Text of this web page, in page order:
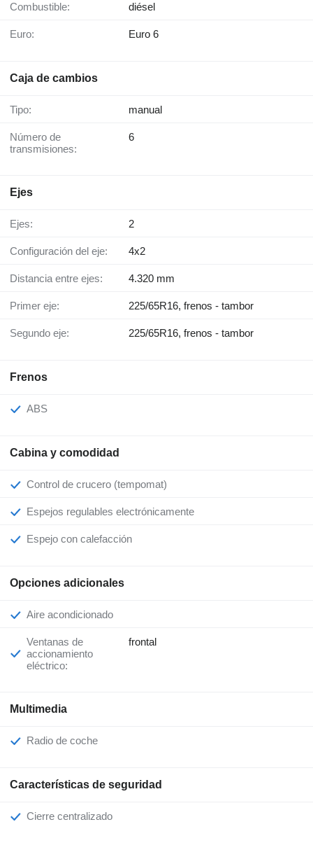
Combustible: diésel
Euro: Euro 6
Caja de cambios
Tipo: manual
Número de
transmisiones:
6
Ejes
Ejes: 2
Configuración del eje: 4x2
Distancia entre ejes: 4.320 mm
Primer eje: 225/65R16, frenos - tambor
Segundo eje: 225/65R16, frenos - tambor
Frenos
ABS
Cabina y comodidad
Control de crucero (tempomat)
Espejos regulables electrónicamente
Espejo con calefacción
Opciones adicionales
Aire acondicionado
Ventanas de
accionamiento
eléctrico:
frontal
Multimedia
Radio de coche
Características de seguridad
Cierre centralizado